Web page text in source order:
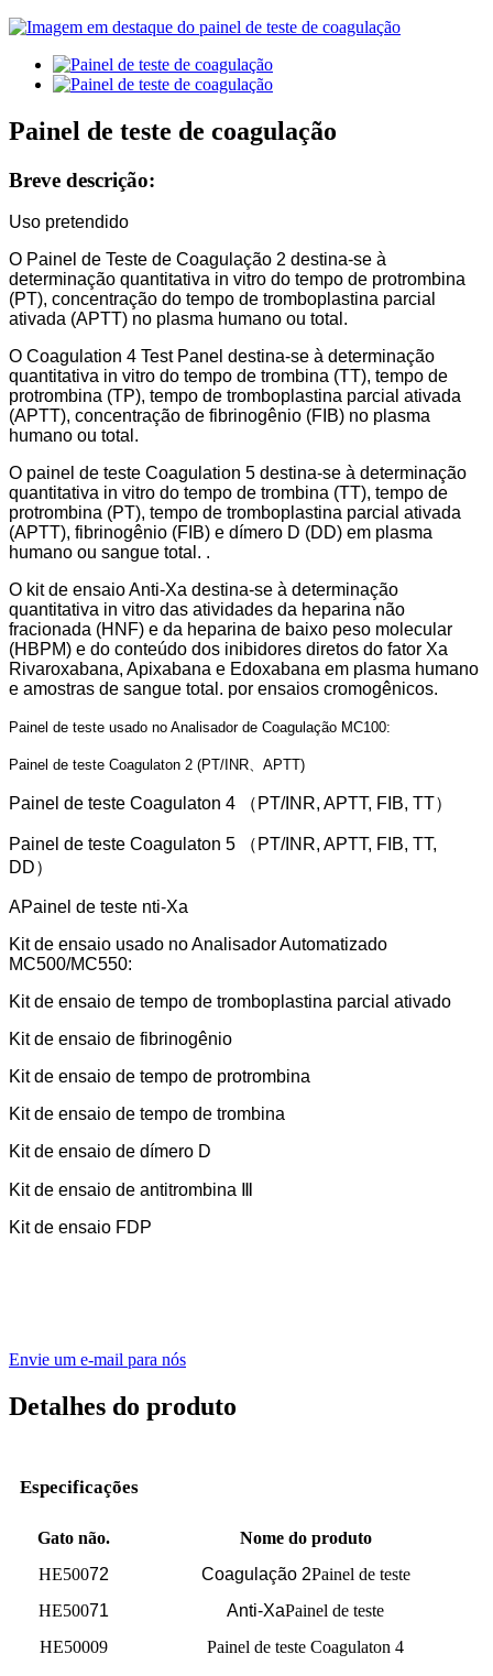
Painel de teste de coagulação
Breve descrição:
Uso pretendido
O Painel de Teste de Coagulação 2 destina-se à
determinação quantitativa in vitro do tempo de protrombina
(PT), concentração do tempo de tromboplastina parcial
ativada (APTT) no plasma humano ou total.
O Coagulation 4 Test Panel destina-se à determinação
quantitativa in vitro do tempo de trombina (TT), tempo de
protrombina (TP), tempo de tromboplastina parcial ativada
(APTT), concentração de fibrinogênio (FIB) no plasma
humano ou total.
O painel de teste Coagulation 5 destina-se à determinação
quantitativa in vitro do tempo de trombina (TT), tempo de
protrombina (PT), tempo de tromboplastina parcial ativada
(APTT), fibrinogênio (FIB) e dímero D (DD) em plasma
humano ou sangue total. .
O kit de ensaio Anti-Xa destina-se à determinação
quantitativa in vitro das atividades da heparina não
fracionada (HNF) e da heparina de baixo peso molecular
(HBPM) e do conteúdo dos inibidores diretos do fator Xa
Rivaroxabana, Apixabana e Edoxabana em plasma humano
e amostras de sangue total. por ensaios cromogênicos.
Painel de teste usado no Analisador de Coagulação MC100:
Painel de teste Coagulaton 2 (PT/INR、APTT)
Painel de teste Coagulaton 4 （PT/INR, APTT, FIB, TT）
Painel de teste Coagulaton 5 （PT/INR, APTT, FIB, TT,
DD）
APainel de teste nti-Xa
Kit de ensaio usado no Analisador Automatizado
MC500/MC550:
Kit de ensaio de tempo de tromboplastina parcial ativado
Kit de ensaio de fibrinogênio
Kit de ensaio de tempo de protrombina
Kit de ensaio de tempo de trombina
Kit de ensaio de dímero D
Kit de ensaio de antitrombina Ⅲ
Kit de ensaio FDP
Envie um e-mail para nós
Detalhes do produto
Especificações
Gato não.
Nome do produto
HE50072 Coagulação 2Painel de teste
HE50071 Anti-XaPainel de teste
HE50009
Painel de teste Coagulaton 4